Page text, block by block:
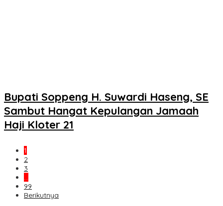
Bupati Soppeng H. Suwardi Haseng, SE
Sambut Hangat Kepulangan Jamaah
Haji Kloter 21
1
2
3
…
99
Berikutnya